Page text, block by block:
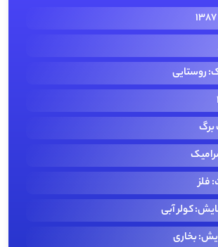
روستایی
برگ
فلز
کولر آبی
بخاری